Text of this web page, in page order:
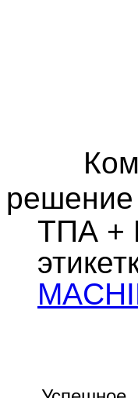
решение
ТПА +